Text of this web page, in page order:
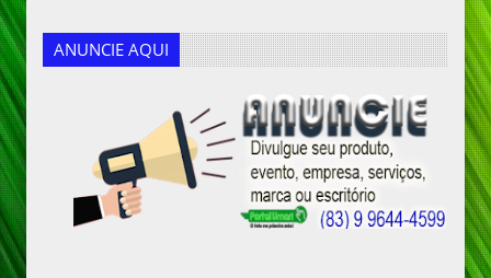
ANUNCIE AQUI